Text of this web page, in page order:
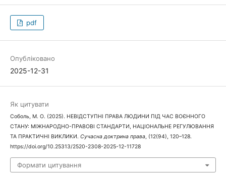
pdf
Опубліковано
2025-12-31
Як цитувати
Соболь, М. О. (2025). НЕВІДСТУПНІ ПРАВА ЛЮДИНИ ПІД ЧАС ВОЄННОГО
СТАНУ: МІЖНАРОДНО-ПРАВОВІ СТАНДАРТИ, НАЦІОНАЛЬНЕ РЕГУЛЮВАННЯ
ТА ПРАКТИЧНІ ВИКЛИКИ. Сучасна доктрина права, (12(94), 120–128.
https://doi.org/10.25313/2520-2308-2025-12-11728
Формати цитування